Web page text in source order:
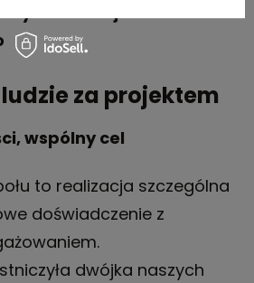
XII Zjazdu
za projektem
wspólny cel
to realizacja szczególna
doświadczenie z
dwójka naszych